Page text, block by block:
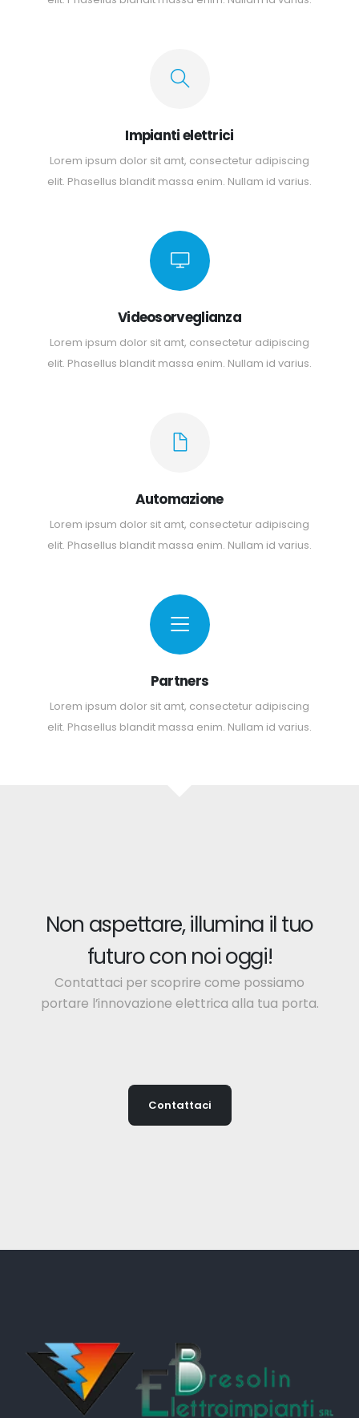
Impianti elettrici
Lorem ipsum dolor sit amt, consectetur adipiscing
elit. Phasellus blandit massa enim. Nullam id varius.
Videosorveglianza
Lorem ipsum dolor sit amt, consectetur adipiscing
elit. Phasellus blandit massa enim. Nullam id varius.
Automazione
Lorem ipsum dolor sit amt, consectetur adipiscing
elit. Phasellus blandit massa enim. Nullam id varius.
Partners
Lorem ipsum dolor sit amt, consectetur adipiscing
elit. Phasellus blandit massa enim. Nullam id varius.
Non aspettare, illumina il tuo
futuro con noi oggi!
Contattaci per scoprire come possiamo
portare l’innovazione elettrica alla tua porta.
Contattaci